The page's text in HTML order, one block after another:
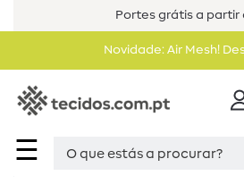
Portes grátis a partir
Novidade: Air Mesh!
☰